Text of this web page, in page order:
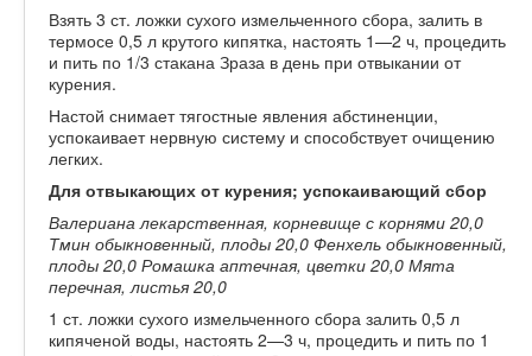
Взять 3 ст. ложки сухого измельченного сбора, залить в
термосе 0,5 л крутого кипятка, настоять 1—2 ч, процедить
и пить по 1/3 стакана Зраза в день при отвыкании от
курения.
Настой снимает тягостные явления абстиненции,
успокаивает нервную систему и способствует очищению
легких.
Для отвыкающих от курения; успокаивающий сбор
Валериана лекарственная, корневище с корнями 20,0
Тмин обыкновенный, плоды 20,0 Фенхель обыкновенный,
плоды 20,0 Ромашка аптечная, цветки 20,0 Мята
перечная, листья 20,0
1 ст. ложки сухого измельченного сбора залить 0,5 л
кипяченой воды, настоять 2—3 ч, процедить и пить по 1